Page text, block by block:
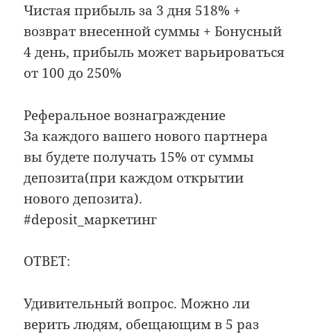
Чистая прибыль за 3 дня 518% +
возврат внесенной суммы + Бонусный
4 день, прибыль может варьироваться
от 100 до 250%
Реферальное вознаграждение
За каждого вашего нового партнера
вы будете получать 15% от суммы
депозита(при каждом открытии
нового депозита).
#deposit_маркетинг
ОТВЕТ:
Удивительный вопрос. Можно ли
верить людям, обещающим в 5 раз